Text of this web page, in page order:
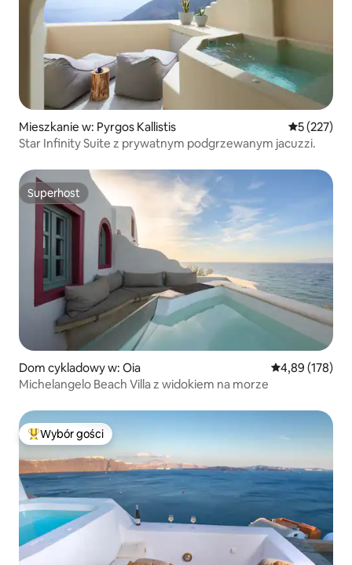
Mieszkanie w: Pyrgos Kallistis Średnia
5 (227)
Star Infinity Suite z prywatnym podgrzewanym jacuzzi.
Superhost
Superhost
Dom cykladowy w: Oia Średnia
4,89 (178)
Michelangelo Beach Villa z widokiem na morze
Najpopularniejsze z kategorii Wybór gości
Wybór gości